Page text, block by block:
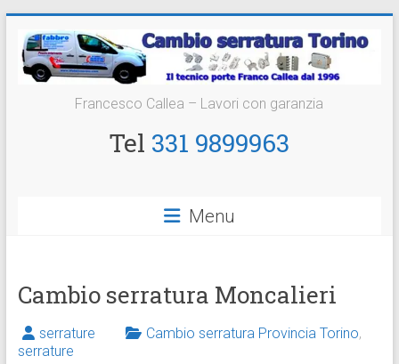
contenuto
Cambio
Serratura
Francesco Callea – Lavori con garanzia
Tel 331 9899963
Menu
Cambio serratura Moncalieri
serrature Cambio serratura Provincia Torino,
serrature